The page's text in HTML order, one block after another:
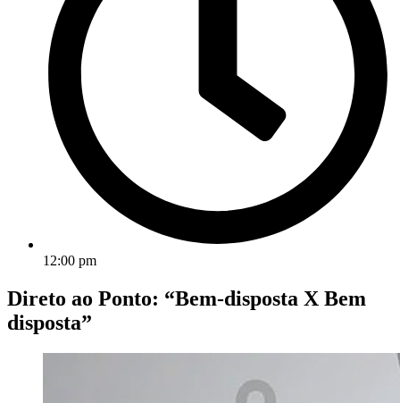
12:00 pm
Direto ao Ponto: “Bem-disposta X Bem
disposta”